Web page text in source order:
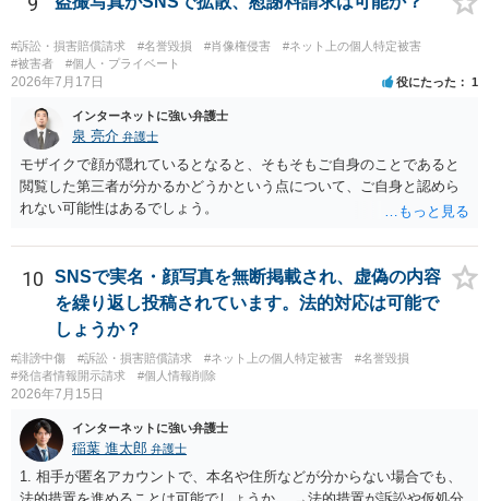
する可能性があるように思われます。この場合は、開示請求者（とあ
る女性？）の代理人弁護士へ、実は投稿者があなたであるという内容
とともに、あなたから連絡することもあり得ます。 夫がクレーム電話
を入れた「相手方の法律事務所」というのがプロバイダの代理人の事
務所であるのか、それとも開示請求者の代理人の事務所なのかが不明
ですが、もし前者であれば、書類の再送要請にはあまり意味はなく、
一方、後者であるなら、夫を被告として提訴に至る可能性も考える必
要が出てきます。 あなたと夫との夫婦関係の状況（別居中なのか、夫
婦関係は良好なのか、あなたが夫へ嘘をついたのか等）がよくわから
ないところがあり、実際にどのような対応がベターなのかを正確に検
#訴訟・損害賠償請求 #名誉毀損 #肖像権侵害
#ネット上の個人特定被害
#被害者
#個人・プライベート
2026年7月17日 役にたった 1
インターネットに強い弁護士
泉 亮介 弁護士
モザイクで顔が隠れているとなると、そもそもご自身のことであると
閲覧した第三者が分かるかどうかという点について、ご自身と認めら
れない可能性はあるでしょう。
10
SNSで実名・顔写真を無断掲載され、虚偽の内容
を繰り返し投稿されています。法的対応は可能で
しょうか？
#誹謗中傷 #訴訟・損害賠償請求 #ネット上の個人特定被害
#名誉毀損
#発信者情報開示請求
#個人情報削除
2026年7月15日
インターネットに強い弁護士
稲葉 進太郎 弁護士
1. 相手が匿名アカウントで、本名や住所などが分からない場合でも、
法的措置を進めることは可能でしょうか。 →法的措置が訴訟や仮処分